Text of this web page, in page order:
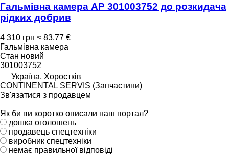
Гальмівна камера AP 301003752 до розкидача
рідких добрив
4 310 грн ≈ 83,77 €
Гальмівна камера
Стан новий
301003752
Україна, Хоростків
CONTINENTAL SERVIS (Запчастини)
Зв'язатися з продавцем
Як би ви коротко описали наш портал?
дошка оголошень
продавець спецтехніки
виробник спецтехніки
немає правильної відповіді